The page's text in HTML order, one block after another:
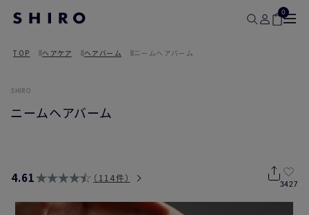
0
TOP ヘアケア ヘアバーム ニームヘアバーム
SHIRO
ニームヘアバーム
4.61 114件
3427